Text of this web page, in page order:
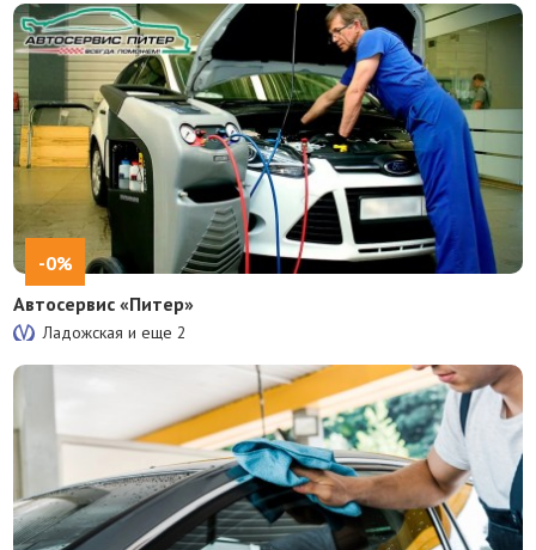
-0%
Автосервис «Питер»
Ладожская и еще2